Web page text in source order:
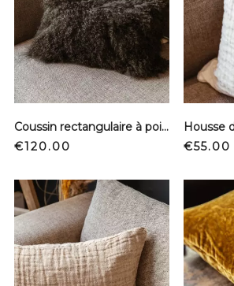
Coussin rectangulaire à poils - Kaki
Price
€120.00
Price
€55.00